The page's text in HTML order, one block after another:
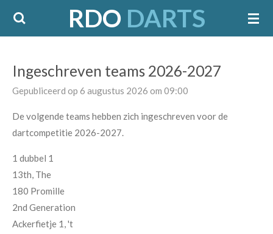
Ga
hoofdinhoud
RDO DARTS
Ingeschreven teams 2026-2027
Gepubliceerd op 6 augustus 2026 om 09:00
De volgende teams hebben zich ingeschreven voor de
dartcompetitie 2026-2027.
1 dubbel 1
13th, The
180 Promille
2nd Generation
Ackerfietje 1, 't